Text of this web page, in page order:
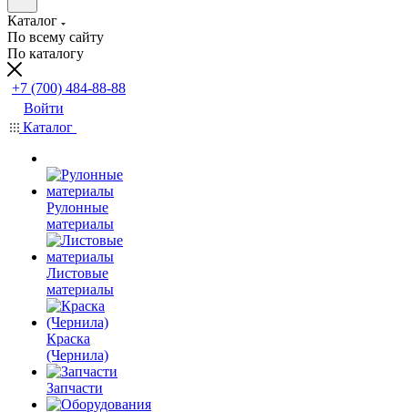
Каталог
По всему сайту
По каталогу
+7 (700) 484-88-88
Войти
Каталог
Рулонные
материалы
Листовые
материалы
Краска
(Чернила)
Запчасти